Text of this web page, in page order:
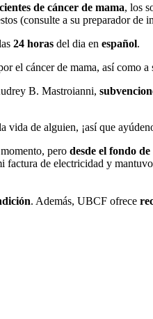
de cáncer de mama, los
(consulte a su preparador de
24 horas del dia en español.
el cáncer de mama, así como a
B. Mastroianni,
de alguien, ¡así que
pero desde el fondo
de electricidad y
. Además, UBCF ofrece